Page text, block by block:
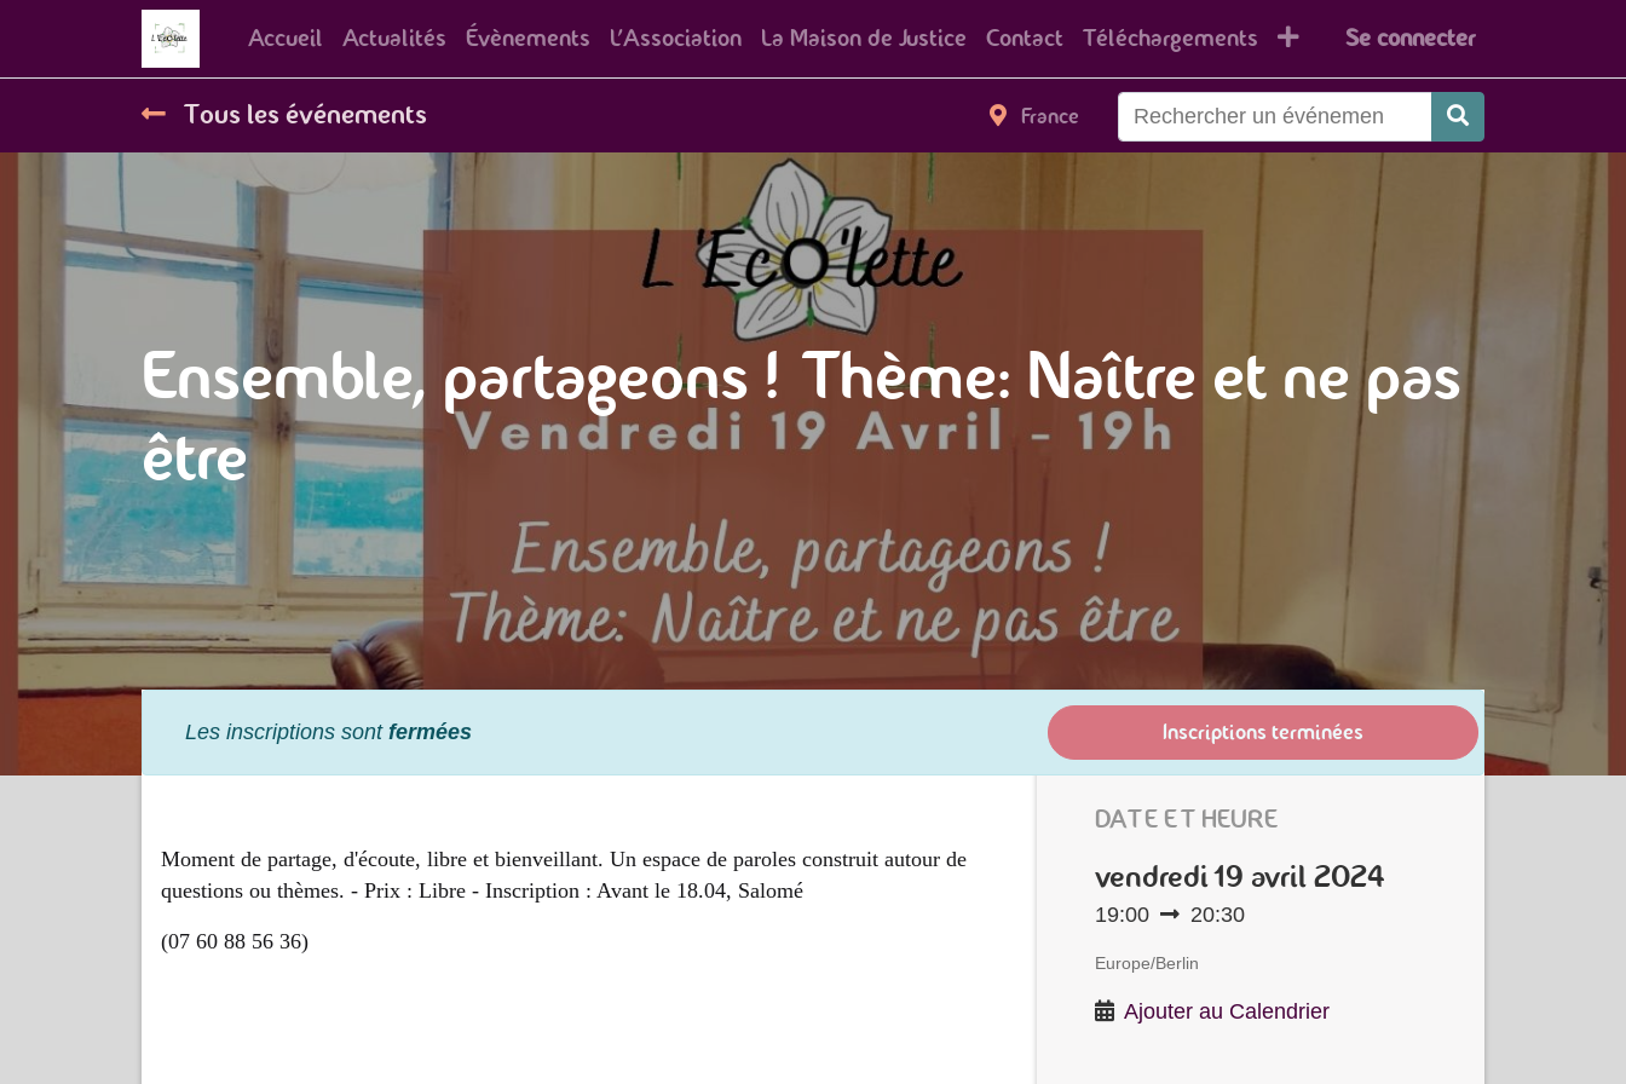
Accueil Actualités Évènements L'Association La Maison de Justice Contact Téléchargements Se connecter
Tous les événements France
Ensemble, partageons ! Thème: Naître et ne pas
être
Les inscriptions sont fermées Inscriptions terminées
Moment de partage, d'écoute, libre et bienveillant. Un espace de paroles construit autour de
questions ou thèmes. - Prix : Libre - Inscription : Avant le 18.04, Salomé
(07 60 88 56 36)
DATE ET HEURE
vendredi19 avril 2024
19:00 20:30
Europe/Berlin
Ajouter au Calendrier